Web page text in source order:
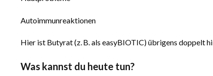
Autoimmunreaktionen
Hier ist Butyrat (z. B. als easyBIOTIC) übrigens doppelt
Was kannst du heute tun?